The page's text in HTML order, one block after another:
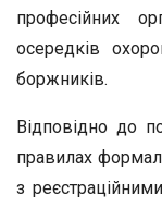
професійних
осередків
боржників.
Відповідно до
правилах
з